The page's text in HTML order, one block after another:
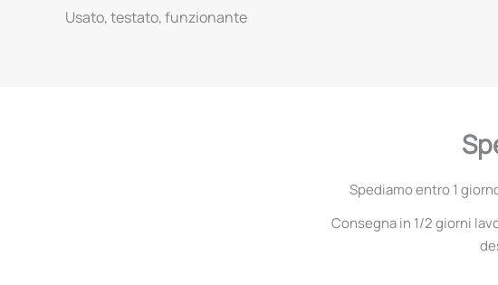
Usato, testato, funzionante
Spediamo entro 1
Consegna in 1/2 giorni